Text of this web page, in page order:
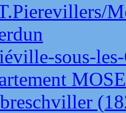
sous-